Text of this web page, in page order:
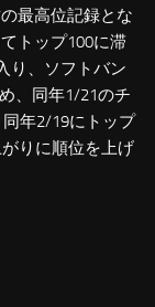
最高位記録とな
トップ100に滞
り、ソフトバン
、同年1/21のチ
年2/19にトップ
りに順位を上げ